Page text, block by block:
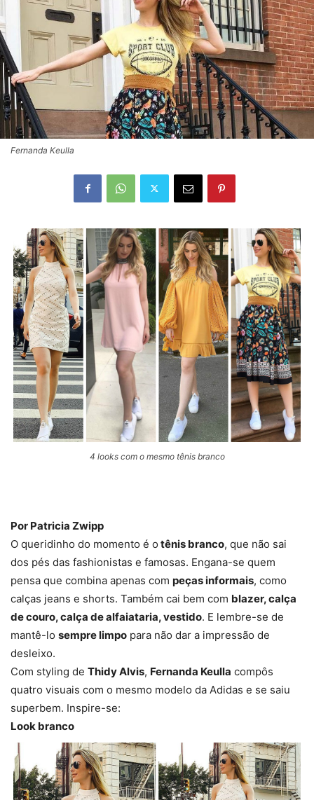
Fernanda Keulla
4 looks com o mesmo tênis branco
Por Patricia Zwipp
O queridinho do momento é o tênis branco, que não sai
dos pés das fashionistas e famosas. Engana-se quem
pensa que combina apenas com peças informais, como
calças jeans e shorts. Também cai bem com blazer, calça
de couro, calça de alfaiataria, vestido. E lembre-se de
mantê-lo sempre limpo para não dar a impressão de
desleixo.
Com styling de Thidy Alvis, Fernanda Keulla compôs
quatro visuais com o mesmo modelo da Adidas e se saiu
superbem. Inspire-se:
Look branco